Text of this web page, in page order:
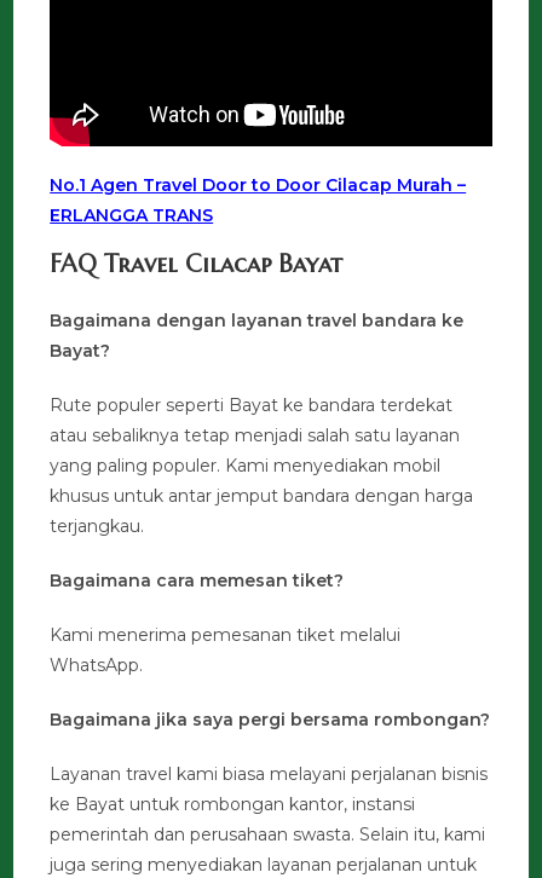
No.1 Agen Travel Door to Door Cilacap Murah –
ERLANGGA TRANS
FAQ Travel Cilacap Bayat
Bagaimana dengan layanan travel bandara ke
Bayat?
Rute populer seperti Bayat ke bandara terdekat
atau sebaliknya tetap menjadi salah satu layanan
yang paling populer. Kami menyediakan mobil
khusus untuk antar jemput bandara dengan harga
terjangkau.
Bagaimana cara memesan tiket?
Kami menerima pemesanan tiket melalui
WhatsApp.
Bagaimana jika saya pergi bersama rombongan?
Layanan travel kami biasa melayani perjalanan bisnis
ke Bayat untuk rombongan kantor, instansi
pemerintah dan perusahaan swasta. Selain itu, kami
juga sering menyediakan layanan perjalanan untuk